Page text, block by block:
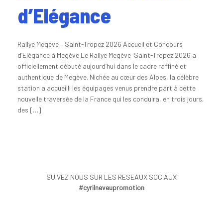
d’Elégance
Rallye Megève – Saint-Tropez 2026 Accueil et Concours
d’Elégance à Megève Le Rallye Megève–Saint-Tropez 2026 a
officiellement débuté aujourd’hui dans le cadre raffiné et
authentique de Megève. Nichée au cœur des Alpes, la célèbre
station a accueilli les équipages venus prendre part à cette
nouvelle traversée de la France qui les conduira, en trois jours,
des […]
SUIVEZ NOUS SUR LES RESEAUX SOCIAUX
#cyrilneveupromotion